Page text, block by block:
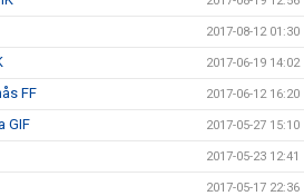
2017-08-12 01:30
2017-06-19 14:02
FF 2017-06-12 16:20
GIF 2017-05-27 15:10
2017-05-23 12:41
2017-05-17 22:36